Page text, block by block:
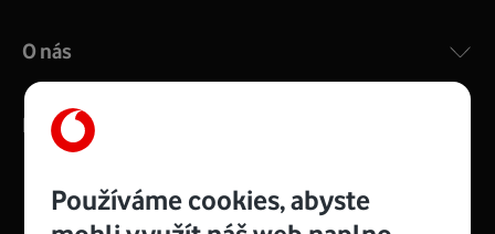
Používáme cookies, abyste
O nás
Kontakty